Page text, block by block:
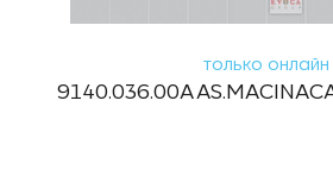
только онлайн
9140.036.00A